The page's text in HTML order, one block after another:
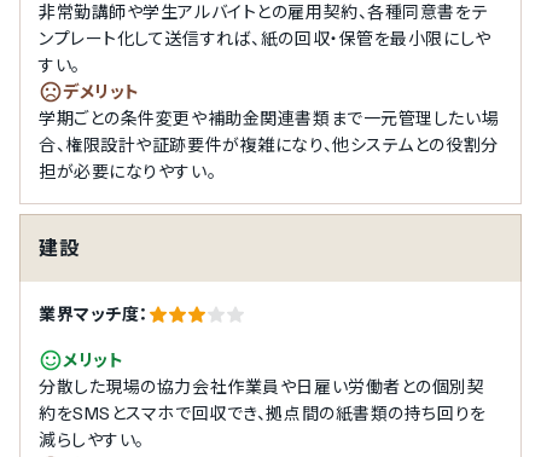
非常勤講師や学生アルバイトとの雇用契約、各種同意書をテ
ンプレート化して送信すれば、紙の回収・保管を最小限にしや
すい。
デメリット
学期ごとの条件変更や補助金関連書類まで一元管理したい場
合、権限設計や証跡要件が複雑になり、他システムとの役割分
担が必要になりやすい。
建設
業界マッチ度：
メリット
分散した現場の協力会社作業員や日雇い労働者との個別契
約をSMSとスマホで回収でき、拠点間の紙書類の持ち回りを
減らしやすい。